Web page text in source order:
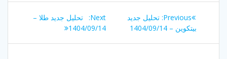
راهبری
نوشته
Previous:
Previous
post:
تحلیل جدید
بیتکوین – 1404/09/14
Next:
Next
post:
تحلیل جدید طلا –
1404/09/14